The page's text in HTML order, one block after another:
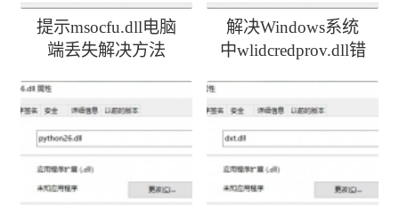
提示msocfu.dll电脑
端丢失解决方法
解决Windows系统
中wlidcredprov.dll错